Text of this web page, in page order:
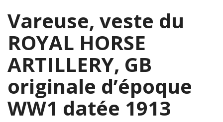
Vareuse, veste du
ROYAL HORSE
ARTILLERY, GB
originale d’époque
WW1 datée 1913